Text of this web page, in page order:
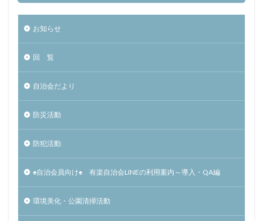
お知らせ
回 覧
自治会だより
防災活動
防犯活動
♠自治会員向け♠ 有楽自治会LINEの利用案内～導入・QA編
環境美化・公園清掃活動